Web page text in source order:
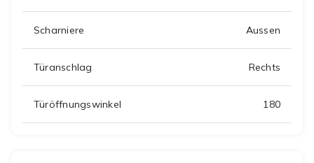
Scharniere Aussen
Türanschlag Rechts
Türöffnungswinkel 180